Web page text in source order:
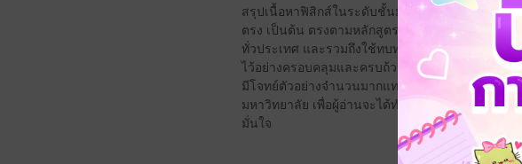
สรุปเนื้อหาฟิสิกส์ในระดับชั้นมัธยมศึกษาตอนปลาย
ตรง เป็นต้น ตรงตามหลักสูตรของกระทรวงศึกษาธิ
ทั่วประเทศ และรวมถึงใช้ทบทวนความรู้ในการสอ
ไว้อย่างครอบคลุมและครบถ้วนภายในเล่มเดียว พร้
มีโจทย์ตัวอย่างจำนวนมากแทรกในแต่ละส่วนของเ
มหาวิทยาลัย เพื่อผู้อ่านจะได้ทำความเข้าใจได้ง่าย
มั่นใจ